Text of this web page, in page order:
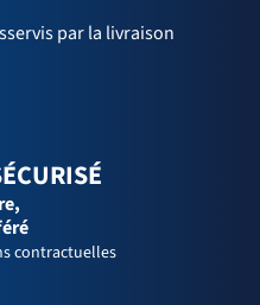
par la livraison
contractuelles